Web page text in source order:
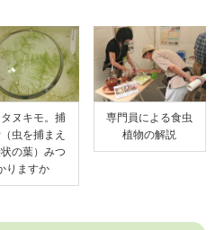
ヌキモ。捕
虫を捕まえ
の葉）みつ
りますか
専門員による食虫
植物の解説